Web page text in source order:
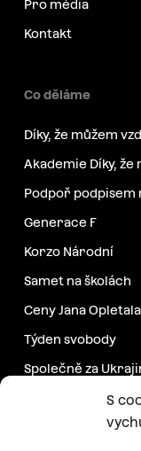
S
Pro média
Kontakt
Co děláme
Díky, že můžem
Akademie Díky, že
Podpoř podpisem
Generace F
Korzo Národní
Samet na školách
Ceny Jana Opletala
Týden svobody
Společně za
Další projekty